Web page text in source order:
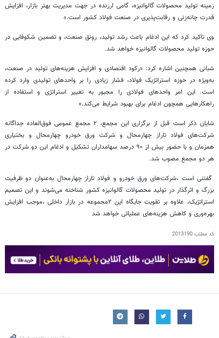
زمینه تولید محصولات گالوانیزه، گامی ارزنده در جهت مدیریت بهتر بازار، افزایش
قدرت چانه‌زنی و رقابت‌پذیری در صنعت فولاد کشور است.»
وی تاکید کرد که این ادغام باعث رشد تولید، رونق صنعت، و تضمین شکوفایی در
حوزه تولید محصولات گالوانیزه خواهد شد.
شبانی همچنین اشاره کرد: «رکود اقتصادی و افزایش هزینه‌های تولید در صنعت،
به‌ویژه در حوزه استراتژیک فولاد، فشار زیادی را بر واحدهای تولیدی وارد کرده
است. این امر واحدهای فولادی را مجبور به تغییر استراتژی و استفاده از
راهکارهایی همچون ادغام برای بهبود شرایط می‌کند.»
شایان ذکر است‌ قبل از برگزاری این مجمع، ۲ مجمع عمومی فوق‌العاده جداگانه
شرکت‌های فولاد تاراز چهارمحال و شرکت ورق خودرو چهارمحال و بختیاری
همزمان و با حضور بیش از ۹۰ درصد سهامداران تشکیل و ادغام این دو شرکت در
هر دو مجمع مصوب شد.
گفتنی است ،شرکت‌های ورق خودرو و فولاد تاراز چهارمحال به‌عنوان دو ظرفیت
بزرگ و اثرگذار در تولید محصولات گالوانیزه کشور شناخته می‌شوند و این تصمیم
استراتژیک، علاوه بر تقویت جایگاه این ۲مجموعه در بازار داخلی ،موجب افزایش
بهره‌وری و کاهش هزینه‌های عملیاتی خواهد شد
کد مطلب2013190